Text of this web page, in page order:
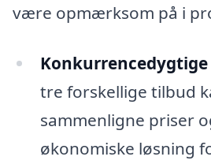
være opmærksom på i
Konkurrencedygtige
tre forskellige tilbud
sammenligne priser
økonomiske løsning